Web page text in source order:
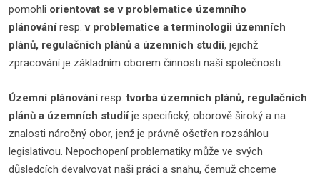
pomohli orientovat se v problematice územního
plánováníresp. v problematice a terminologii územních
plánů, regulačních plánů a územních studií, jejichž
zpracování je základním oborem činnosti naší společnosti.
Územní plánováníresp.tvorba územních plánů, regulačních
plánů a územních studiíje specifický, oborově široký a na
znalosti náročný obor, jenž je právně ošetřen rozsáhlou
legislativou. Nepochopení problematiky může ve svých
důsledcích devalvovat naši práci a snahu, čemuž chceme